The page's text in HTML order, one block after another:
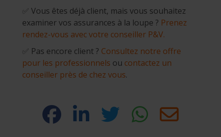
✅ Vous êtes déjà client, mais vous souhaitez
examiner vos assurances à la loupe ? Prenez
rendez-vous avec votre conseiller P&V.
✅ Pas encore client ? Consultez notre offre
pour les professionnels ou contactez un
conseiller près de chez vous.